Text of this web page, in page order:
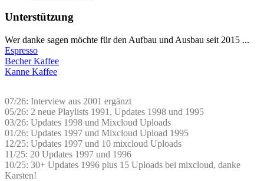
Unterstützung
Wer danke sagen möchte für den Aufbau und Ausbau seit 2015 ...
Espresso
Becher Kaffee
Kanne Kaffee
07/26: Interview aus 2001 ergänzt
05/26: 2 neue Playlists 1991, Updates 1998 und 1995
03/26: Updates 1998 und Mixcloud Uploads
01/26: Updates 1997 und Mixcloud Upload 1995
12/25: Updates 1997 und 10 mixcloud Uploads
11/25: 20 Updates 1997 und 1996
10/25: 30+ Updates 1996 plus 15 Uploads bei mixcloud, danke
Karsten!